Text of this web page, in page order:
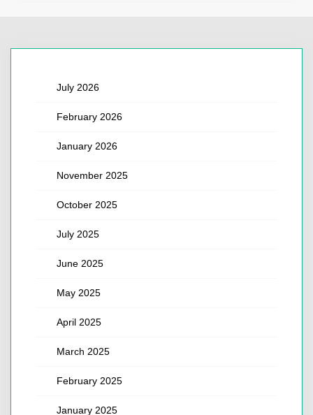
July 2026
February 2026
January 2026
November 2025
October 2025
July 2025
June 2025
May 2025
April 2025
March 2025
February 2025
January 2025